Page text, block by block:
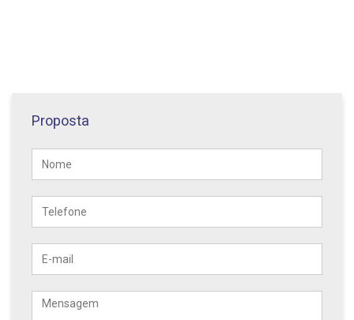
Proposta
Nome
Telefone
mail
Mensagem